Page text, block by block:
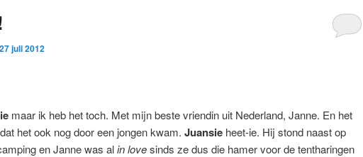
27 juli 2012
maar ik heb het toch. Met mijn beste vriendin uit Nederland, Janne. En het
het ook nog door een jongen kwam. Juansie heet-ie. Hij stond naast op
en Janne was alin lovesinds ze dus die hamer voor de tentharingen